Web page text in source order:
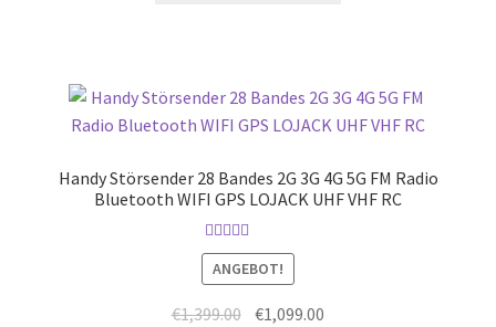
Handy Störsender 28 Bandes 2G 3G 4G 5G FM Radio
Bluetooth WIFI GPS LOJACK UHF VHF RC
Bewertet mit
5.00von 5
ANGEBOT!
€1,399.00 Ursprünglicher
€1,099.00